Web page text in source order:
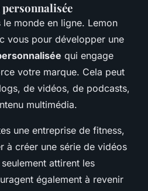
monde en ligne. Lemon
vous pour développer une
qui engage
votre marque. Cela peut
de vidéos, de podcasts,
multimédia.
une entreprise de fitness,
à créer une série de vidéos
attirent les
également à revenir